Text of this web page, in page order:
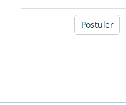
Postuler